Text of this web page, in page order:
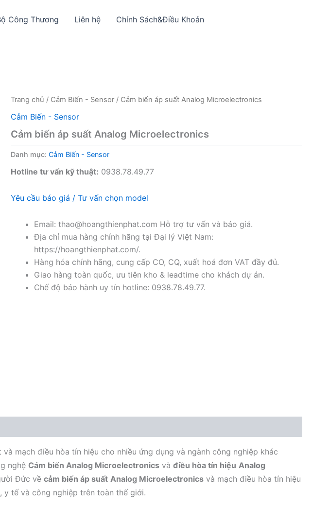
Công Thương Liên hệ Chính Sách&Điều Khoản
Trang chủ / Cảm Biến - Sensor / Cảm biến áp suất Analog Microelectronics
Cảm Biến - Sensor
Cảm biến áp suất Analog Microelectronics
Danh mục:Cảm Biến - Sensor
Hotline tư vấn kỹ thuật: 0938.78.49.77
Yêu cầu báo giá / Tư vấn chọn model
Email: thao@hoangthienphat.com Hỗ trợ tư vấn và báo giá.
Địa chỉ mua hàng chính hãng tại Đại lý Việt Nam:
https://hoangthienphat.com/.
Hàng hóa chính hãng, cung cấp CO, CQ, xuất hoá đơn VAT đầy đủ.
Giao hàng toàn quốc, ưu tiên kho & leadtime cho khách dự án.
Chế độ bảo hành uy tín hotline: 0938.78.49.77.
mạch điều hòa tín hiệu cho nhiều ứng dụng và ngành công nghiệp khác
nghệ Cảm biến Analog Microelectronics và điều hòa tín hiệu Analog
Đức về cảm biến áp suất Analog Microelectronics và mạch điều hòa tín hiệu
tế và công nghiệp trên toàn thế giới.